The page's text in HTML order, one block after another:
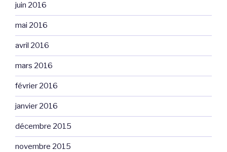
juin 2016
mai 2016
avril 2016
mars 2016
février 2016
janvier 2016
décembre 2015
novembre 2015